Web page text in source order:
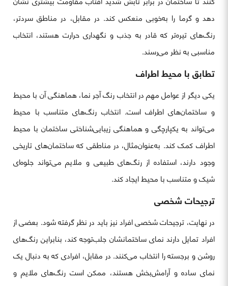
دهد و گرما را به‌خوبی منعکس کند. در مقابل، در مناطق سردتر،
رنگ‌های تیره‌تر که قادر به جذب و نگهداری حرارت هستند، انتخاب
مناسبی به نظر می‌رسند.
تطابق با محیط اطراف
یکی دیگر از عوامل مهم در انتخاب رنگ آجر نما، هماهنگی آن با محیط
و ساختمان‌های اطراف است. انتخاب رنگ‌های متناسب با محیط
می‌تواند به یکپارچگی و هماهنگی زیبایی‌شناختی ساختمان با محیط
اطراف کمک کند. به‌عنوان‌مثال، در مناطقی که ساختمان‌های تاریخی
وجود دارند، استفاده از رنگ‌های طبیعی و ملایم می‌تواند جلوه‌ای
شیک و متناسب با محیط ایجاد کند.
ترجیحات شخصی
در نهایت، ترجیحات شخصی افراد نیز باید در نظر گرفته شود. بعضی از
افراد تمایل دارند نمای ساختمانشان جلب‌توجه کند، بنابراین رنگ‌های
روشن و برجسته را انتخاب می‌کنند. در مقابل، افرادی که به دنبال یک
نمای ساده و آرامش‌بخش هستند، ممکن است رنگ‌های ملایم و